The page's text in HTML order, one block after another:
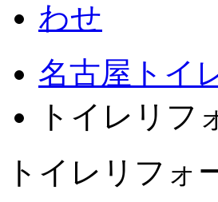
名古屋トイ
トイレリフ
トイレリフォ